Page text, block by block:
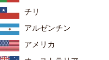
チリ
アルゼンチン
アメリカ